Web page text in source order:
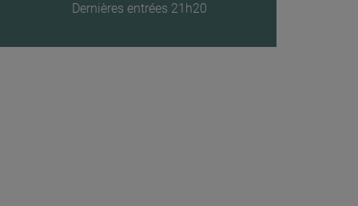
Dernières entrées 21h20